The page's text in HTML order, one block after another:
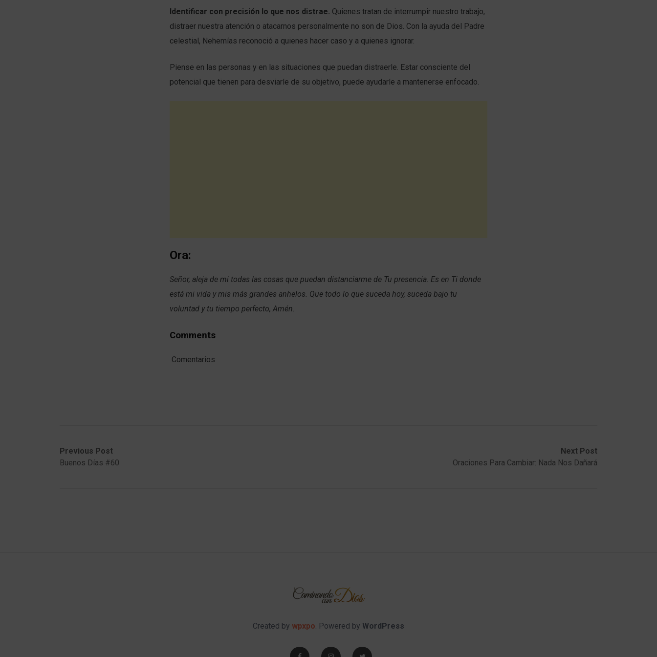
Identificar con precisión lo que nos distrae. Quienes tratan de interrumpir nuestro trabajo,
distraer nuestra atención o atacarnos personalmente no son de Dios. Con la ayuda del Padre
celestial, Nehemías reconoció a quienes hacer caso y a quienes ignorar.
Piense en las personas y en las situaciones que puedan distraerle. Estar consciente del
potencial que tienen para desviarle de su objetivo, puede ayudarle a mantenerse enfocado.
Ora:
Señor, aleja de mi todas las cosas que puedan distanciarme de Tu presencia. Es en Ti donde
está mi vida y mis más grandes anhelos. Que todo lo que suceda hoy, suceda bajo tu
voluntad y tu tiempo perfecto, Amén.
Comments
Comentarios
Previous Post
Buenos Días #60
Next Post
Oraciones Para Cambiar: Nada Nos Dañará
Created by wpxpo. Powered by WordPress